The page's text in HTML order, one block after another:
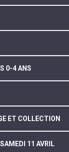
0-4 ANS
ET COLLECTION
11 AVRIL